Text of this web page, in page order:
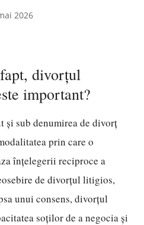
2026
divorțul
important?
sub denumirea de divorț
prin care o
înțelegerii reciproce a
de divorțul litigios,
unui consens, divorțul
soților de a negocia și